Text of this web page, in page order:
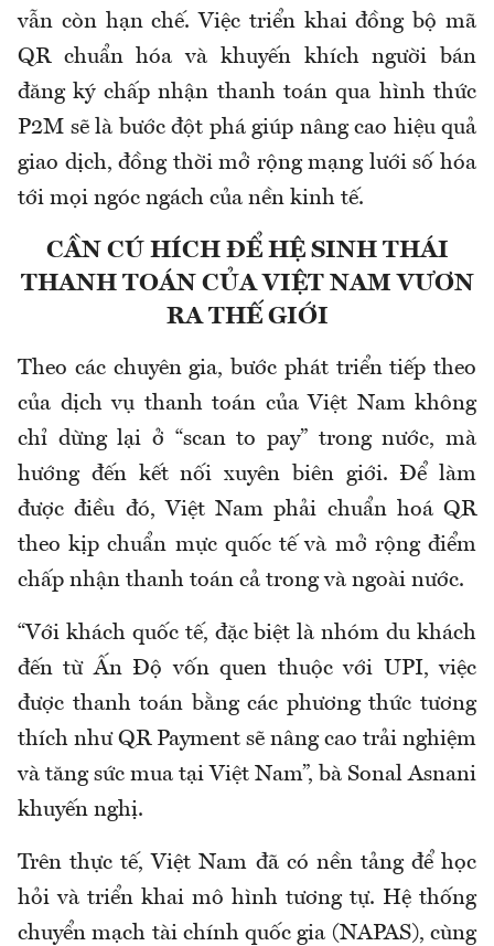
vẫn còn hạn chế. Việc triển khai đồng bộ mã
QR chuẩn hóa và khuyến khích người bán
đăng ký chấp nhận thanh toán qua hình thức
P2M sẽ là bước đột phá giúp nâng cao hiệu quả
giao dịch, đồng thời mở rộng mạng lưới số hóa
tới mọi ngóc ngách của nền kinh tế.
CẦN CÚ HÍCH ĐỂ HỆ SINH THÁI
THANH TOÁN CỦA VIỆT NAM VƯƠN
RA THẾ GIỚI
Theo các chuyên gia, bước phát triển tiếp theo
của dịch vụ thanh toán của Việt Nam không
chỉ dừng lại ở “scan to pay” trong nước, mà
hướng đến kết nối xuyên biên giới. Để làm
được điều đó, Việt Nam phải chuẩn hoá QR
theo kịp chuẩn mực quốc tế và mở rộng điểm
chấp nhận thanh toán cả trong và ngoài nước.
“Với khách quốc tế, đặc biệt là nhóm du khách
đến từ Ấn Độ vốn quen thuộc với UPI, việc
được thanh toán bằng các phương thức tương
thích như QR Payment sẽ nâng cao trải nghiệm
và tăng sức mua tại Việt Nam”, bà Sonal Asnani
khuyến nghị.
Trên thực tế, Việt Nam đã có nền tảng để học
hỏi và triển khai mô hình tương tự. Hệ thống
chuyển mạch tài chính quốc gia (NAPAS), cùng